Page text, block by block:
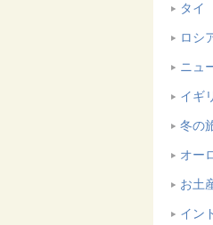
タイ
ロシ
ニュ
イギ
冬の
オー
お土
イン